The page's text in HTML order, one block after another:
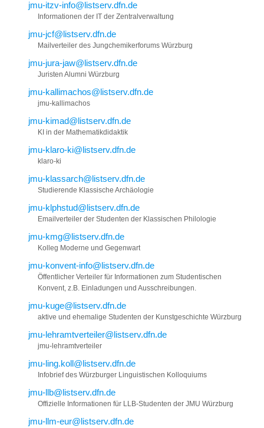
jmu-itzv-info@listserv.dfn.de
Informationen der IT der Zentralverwaltung
jmu-jcf@listserv.dfn.de
Mailverteiler des Jungchemikerforums Würzburg
jmu-jura-jaw@listserv.dfn.de
Juristen Alumni Würzburg
jmu-kallimachos@listserv.dfn.de
jmu-kallimachos
jmu-kimad@listserv.dfn.de
KI in der Mathematikdidaktik
jmu-klaro-ki@listserv.dfn.de
klaro-ki
jmu-klassarch@listserv.dfn.de
Studierende Klassische Archäologie
jmu-klphstud@listserv.dfn.de
Emailverteiler der Studenten der Klassischen Philologie
jmu-kmg@listserv.dfn.de
Kolleg Moderne und Gegenwart
jmu-konvent-info@listserv.dfn.de
Öffentlicher Verteiler für Informationen zum Studentischen
Konvent, z.B. Einladungen und Ausschreibungen.
jmu-kuge@listserv.dfn.de
aktive und ehemalige Studenten der Kunstgeschichte Würzburg
jmu-lehramtverteiler@listserv.dfn.de
jmu-lehramtverteiler
jmu-ling.koll@listserv.dfn.de
Infobrief des Würzburger Linguistischen Kolloquiums
jmu-llb@listserv.dfn.de
Offizielle Informationen für LLB-Studenten der JMU Würzburg
jmu-llm-eur@listserv.dfn.de